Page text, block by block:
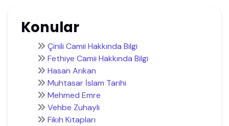
Konular
Çinili Camii Hakkında Bilgi
Fethiye Camii Hakkında Bilgi
Hasan Arıkan
Muhtasar İslam Tarihi
Mehmed Emre
Vehbe Zuhayli
Fıkıh Kitapları